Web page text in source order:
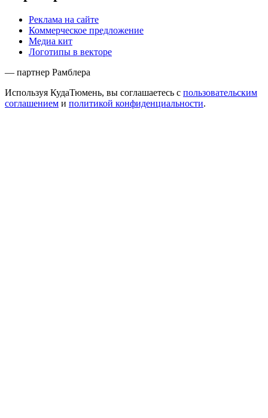
Реклама на сайте
Коммерческое предложение
Медиа кит
Логотипы в векторе
— партнер Рамблера
Используя КудаТюмень, вы соглашаетесь с пользовательским
соглашением и политикой конфиденциальности.